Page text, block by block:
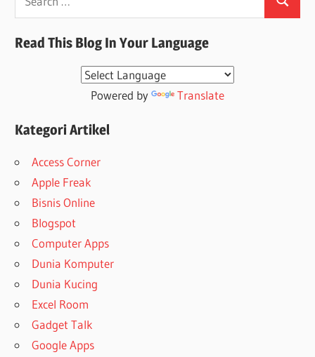
Search
Read This Blog In Your Language
Powered by Translate
Kategori Artikel
Access Corner
Apple Freak
Bisnis Online
Blogspot
Computer Apps
Dunia Komputer
Dunia Kucing
Excel Room
Gadget Talk
Google Apps